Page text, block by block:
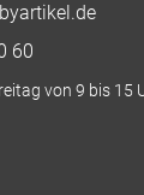
60
von 9 bis 15